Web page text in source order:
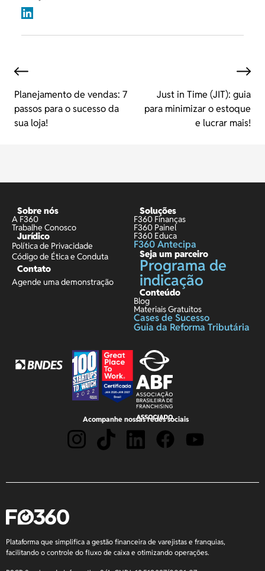
Planejamento de vendas: 7
passos para o sucesso da
sua loja!
Just in Time (JIT): guia
para minimizar o estoque
e lucrar mais!
Sobre nós
A F360
Trabalhe Conosco
Jurídico
Política de Privacidade
Código de Ética e Conduta
Contato
Agende uma demonstração
Soluções
F360 Finanças
F360 Painel
F360 Educa
F360 Antecipa
Seja um parceiro
Programa de
indicação
Conteúdo
Blog
Materiais Gratuitos
Cases de Sucesso
Guia da Reforma Tributária
Acompanhe nossas redes sociais
Plataforma que simplifica a gestão financeira de varejistas e franquias,
facilitando o controle do fluxo de caixa e otimizando operações.